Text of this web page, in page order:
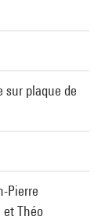
sur plaque de
Pierre
Théo